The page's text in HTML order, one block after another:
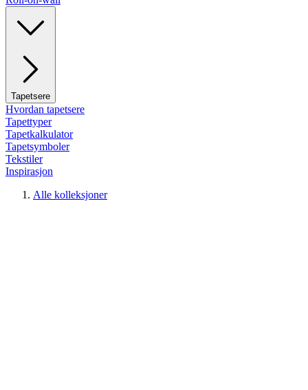
Tapetsere
Hvordan tapetsere
Tapettyper
Tapetkalkulator
Tapetsymboler
Tekstiler
Inspirasjon
Alle kolleksjoner